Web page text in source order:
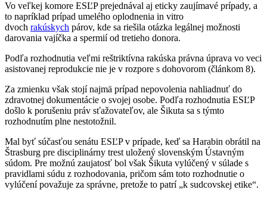
Vo veľkej komore ESĽP prejednával aj eticky zaujímavé prípady, a
to napríklad prípad umelého oplodnenia in vitro
dvoch rakúskych párov, kde sa riešila otázka legálnej možnosti
darovania vajíčka a spermií od tretieho donora.
Podľa rozhodnutia veľmi reštriktívna rakúska právna úprava vo veci
asistovanej reprodukcie nie je v rozpore s dohovorom (článkom 8).
Za zmienku však stojí najmä prípad nepovolenia nahliadnuť do
zdravotnej dokumentácie o svojej osobe. Podľa rozhodnutia ESĽP
došlo k porušeniu práv sťažovateľov, ale Šikuta sa s týmto
rozhodnutím plne nestotožnil.
Mal byť súčasťou senátu ESĽP v prípade, keď sa Harabin obrátil na
Štrasburg pre disciplinárny trest uložený slovenským Ústavným
súdom. Pre možnú zaujatosť bol však Šikuta vylúčený v súlade s
pravidlami súdu z rozhodovania, pričom sám toto rozhodnutie o
vylúčení považuje za správne, pretože to patrí „k sudcovskej etike“.